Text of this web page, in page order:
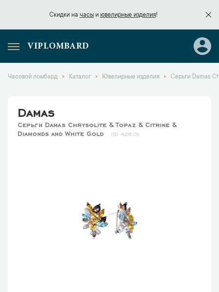
Скидки на часыи ювелирные изделия!
Скидки начасы
VIPLOMBARD
Часовой ломбард Каталог Ювелирные изделия Серьги Damas
Damas
Серьги Damas Сhrysolite & Topaz & Citrine &
Diamonds and White Gold
42613